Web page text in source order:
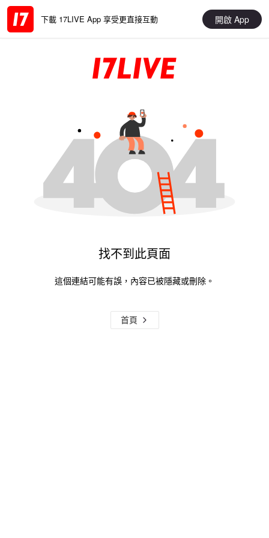
下載 17LIVE App 享受更直接互動 開啟 App
找不到此頁面
這個連結可能有誤，內容已被隱藏或刪除。
首頁